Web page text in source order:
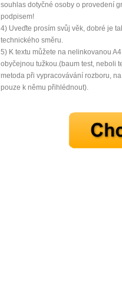
souhlas dotyčné osoby o provedení
podpisem!
4) Uveďte prosím svůj věk, dobré je
technického směru.
5) K textu můžete na nelinkovanou
obyčejnou tužkou.(baum test, neboli
metoda při vypracovávání rozboru,
pouze k němu přihlédnout).